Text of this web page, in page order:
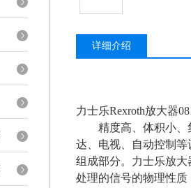
详细介绍
力士乐Rexroth放大器
精度高、体积小、集
达、电视、自动控制
组成部分。力士乐放
处理的信号的物理性